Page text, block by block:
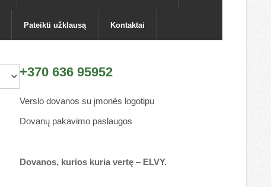
Pateikti užklausą Kontaktai
+370 636 95952
Verslo dovanos su įmonės logotipu
Dovanų pakavimo paslaugos
Dovanos, kurios kuria vertę – ELVY.